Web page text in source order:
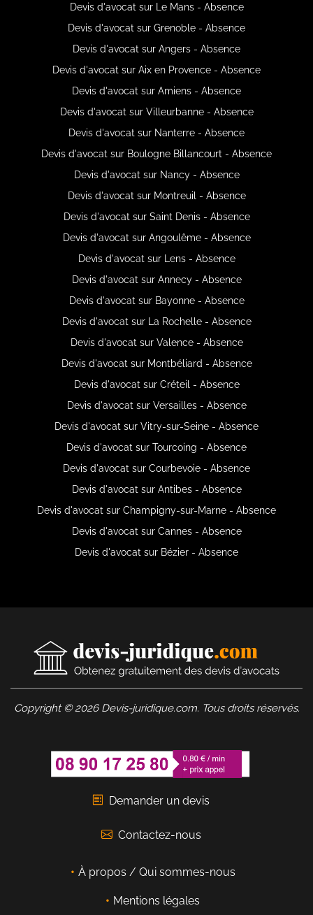
Devis d'avocat sur Le Mans - Absence
Devis d'avocat sur Grenoble - Absence
Devis d'avocat sur Angers - Absence
Devis d'avocat sur Aix en Provence - Absence
Devis d'avocat sur Amiens - Absence
Devis d'avocat sur Villeurbanne - Absence
Devis d'avocat sur Nanterre - Absence
Devis d'avocat sur Boulogne Billancourt - Absence
Devis d'avocat sur Nancy - Absence
Devis d'avocat sur Montreuil - Absence
Devis d'avocat sur Saint Denis - Absence
Devis d'avocat sur Angoulême - Absence
Devis d'avocat sur Lens - Absence
Devis d'avocat sur Annecy - Absence
Devis d'avocat sur Bayonne - Absence
Devis d'avocat sur La Rochelle - Absence
Devis d'avocat sur Valence - Absence
Devis d'avocat sur Montbéliard - Absence
Devis d'avocat sur Créteil - Absence
Devis d'avocat sur Versailles - Absence
Devis d'avocat sur Vitry-sur-Seine - Absence
Devis d'avocat sur Tourcoing - Absence
Devis d'avocat sur Courbevoie - Absence
Devis d'avocat sur Antibes - Absence
Devis d'avocat sur Champigny-sur-Marne - Absence
Devis d'avocat sur Cannes - Absence
Devis d'avocat sur Bézier - Absence
Copyright © 2026 Devis-juridique.com. Tous droits réservés.
Demander un devis
Contactez-nous
À propos / Qui sommes-nous
Mentions légales